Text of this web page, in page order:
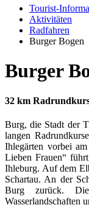
Tourist-
Aktivitäten
Radfahren
Burger Bogen
Burger
32 km
Burg, die Stadt der
langen
Ihlegärten vorbei
Lieben Frauen“
Ihleburg. Auf dem
Schartau. An der
Burg zurück.
Wasserlandschaften